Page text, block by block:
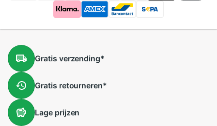
Gratis verzending*
Gratis retourneren*
Lageprijzen